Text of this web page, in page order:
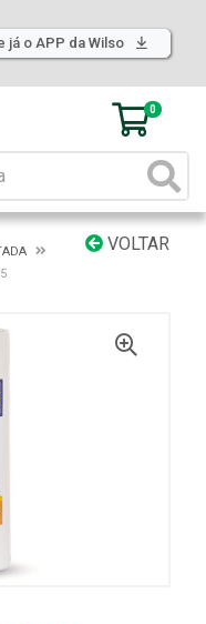
já o APP da Wilso
0
VOLTAR